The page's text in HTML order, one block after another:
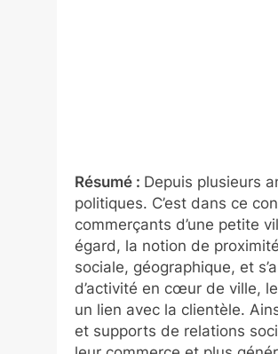
Résumé : Depuis plusieurs
politiques. C’est dans ce
commerçants d’une petite
égard, la notion de
sociale, géographique, et
d’activité en cœur de ville,
un lien avec la clientèle.
et supports de relations